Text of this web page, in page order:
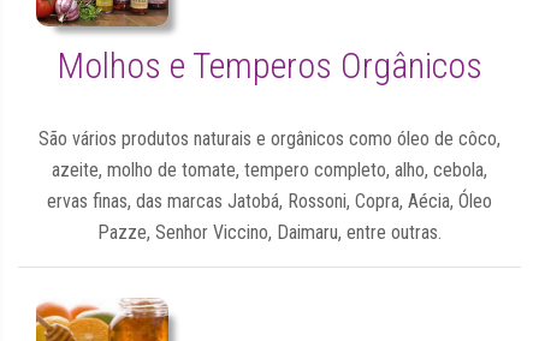
Molhos e Temperos Orgânicos
São vários produtos naturais e orgânicos como óleo de côco,
azeite, molho de tomate, tempero completo, alho, cebola,
ervas finas, das marcas Jatobá, Rossoni, Copra, Aécia, Óleo
Pazze, Senhor Viccino, Daimaru, entre outras.